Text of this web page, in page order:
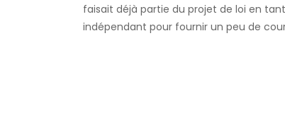
faisait déjà partie du projet de loi en
indépendant pour fournir un peu de